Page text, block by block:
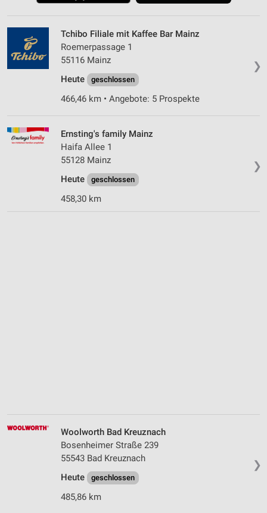
❯
Tchibo Filiale mit Kaffee Bar Mainz
Roemerpassage 1
55116 Mainz
Heute
geschlossen
466,46 km • Angebote: 5 Prospekte
❯
Ernsting's family Mainz
Haifa Allee 1
55128 Mainz
Heute
geschlossen
458,30 km
❯
Woolworth Bad Kreuznach
Bosenheimer Straße 239
55543 Bad Kreuznach
Heute
geschlossen
485,86 km